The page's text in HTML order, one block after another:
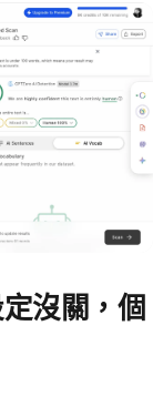
沒關，個